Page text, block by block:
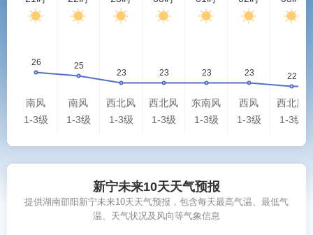
南风
1-3级
南风
1-3级
西北风
1-3级
西北风
1-3级
东南风
1-3级
西风
1-3级
西北风
1-3级
新宁未来10天天气预报
提供湖南邵阳新宁未来10天天气预报，包含每天最高气温、最低气
温、天气状况及风向等气象信息